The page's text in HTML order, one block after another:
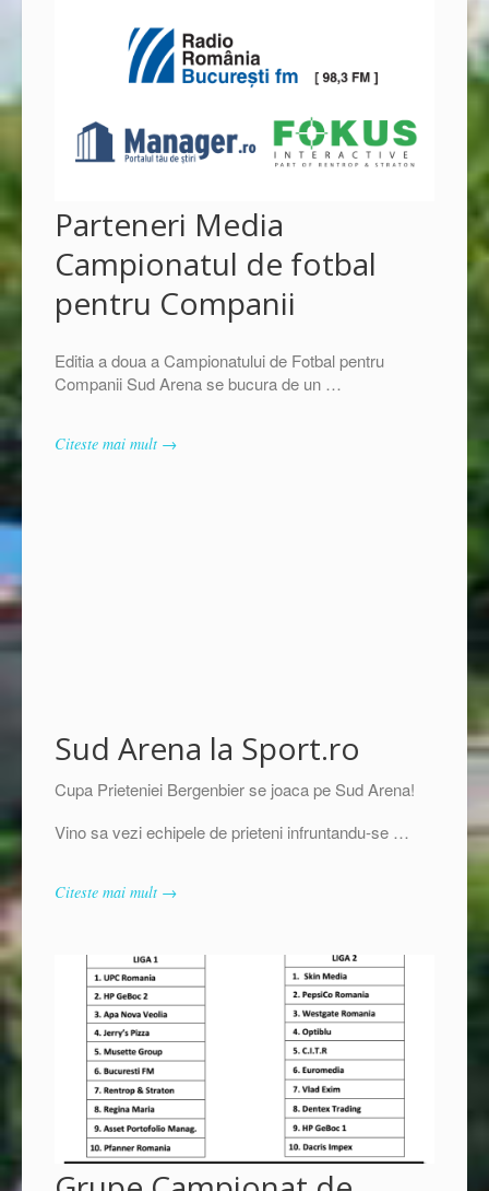
Parteneri Media
Campionatul de fotbal
pentru Companii
Editia a doua a Campionatului de Fotbal pentru
Companii Sud Arena se bucura de un …
Citeste mai mult →
Sud Arena la Sport.ro
Cupa Prieteniei Bergenbier se joaca pe Sud Arena!
Vino sa vezi echipele de prieteni infruntandu-se …
Citeste mai mult →